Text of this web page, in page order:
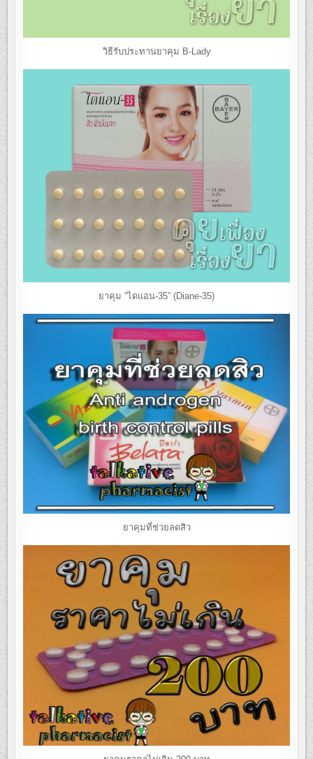
วิธีรับประทานยาคุม B-Lady
ยาคุม “ไดแอน-35” (Diane-35)
ยาคุมที่ช่วยลดสิว